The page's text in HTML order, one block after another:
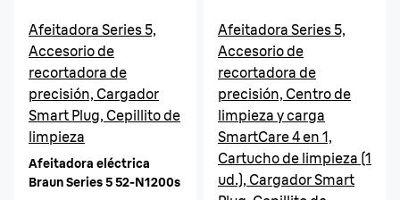
Afeitadora Series 5,
Accesorio de
recortadora de
precisión, Cargador
Smart Plug, Cepillito de
limpieza
Afeitadora eléctrica
Braun Series 5 52-N1200s
Afeitadora Series 5,
Accesorio de
recortadora de
precisión, Centro de
limpieza y carga
SmartCare 4 en 1,
Cartucho de limpieza (1
ud.), Cargador Smart